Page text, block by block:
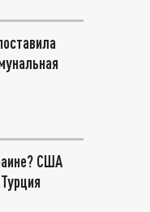
США